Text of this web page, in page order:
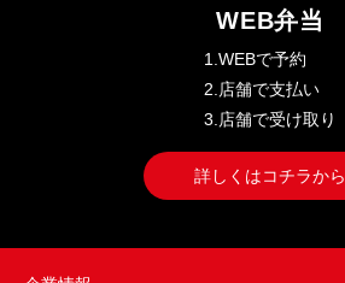
WEB弁当
1.WEBで予約
2.店舗で支払い
3.店舗で受け取り
詳しくはコチラから